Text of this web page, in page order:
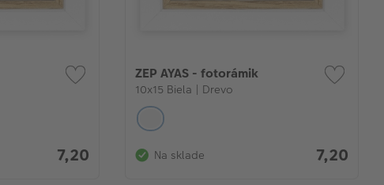
7,20
ZEP AYAS - fotorámik
10x15 Biela | Drevo
Na sklade 7,20